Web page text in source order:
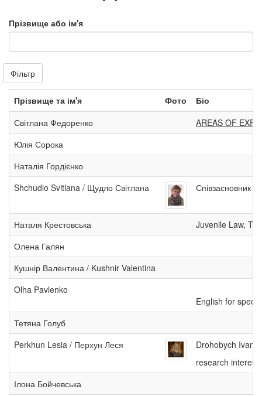
Прізвище або ім'я
Фільтр
Прізвище та ім'я Фото
Біо
Світлана Федоренко
AREAS OF
Юлія Сорока
Наталія Гордієнко
Shchudlo Svitlana / Щудло Світлана
Співзасновник
Наталя Крестовська
Juvenile Law,
Олена Галян
Кушнір Валентина / Kushnir Valentina
Olha Pavlenko
English for
Тетяна Голуб
Perkhun Lesia / Перхун Леся
Drohobych Ivan
research
Ілона Бойчевська